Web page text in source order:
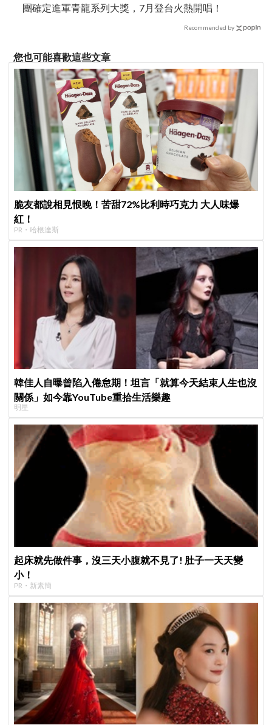
團確定進軍青龍系列大獎，7月登台火熱開唱！
Recommended by
您也可能喜歡這些文章
脆友都說相見恨晚！苦甜72%比利時巧克力 大人味爆
紅！
PR・哈根達斯
韓佳人自曝曾陷入倦怠期！坦言「就算今天結束人生也沒
關係」如今靠YouTube重拾生活樂趣
明星
起床就先做件事，沒三天小腹就不見了! 肚子一天天變
小！
PR・新素簡